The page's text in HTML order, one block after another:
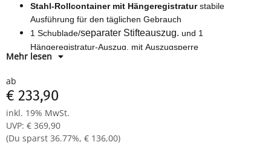
Stahl-Rollcontainer mit Hängeregistraturstabile
Ausführung für den täglichen Gebrauch
1 Schublade/separater Stifteauszug. und 1
Hängeregistratur-Auszug, mit Auszugsperre
Schubladentiefe 530 mm, verschließbar durch
Durchgehende Frontgriffleiste
Pulverbeschichtung: Gehäuse und Schubladen in
verschiedenen Farben
4 Doppelrollen
Mehr lesen
ab
€ 233,90
inkl. 19% MwSt.
UVP: € 369,90
(Du sparst 36.77%, € 136,00)